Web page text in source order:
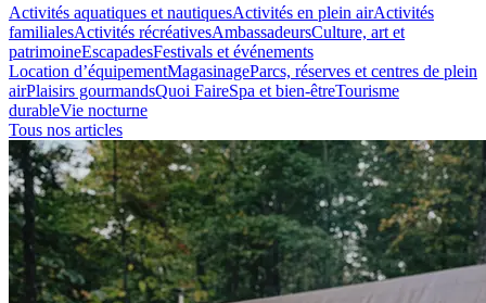
Activités aquatiques et nautiquesActivités en plein airActivités
familialesActivités récréativesAmbassadeursCulture, art et
patrimoineEscapadesFestivals et événements
Location d’équipementMagasinageParcs, réserves et centres de plein
airPlaisirs gourmandsQuoi FaireSpa et bien-êtreTourisme
durableVie nocturne
Tous nos articles